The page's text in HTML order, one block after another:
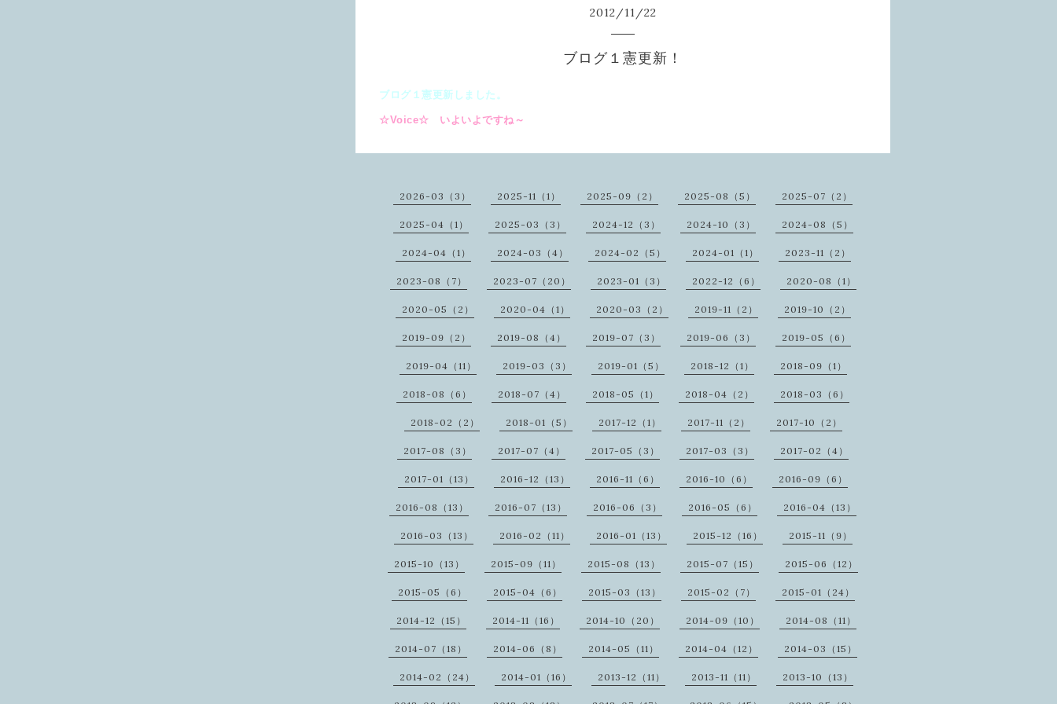
2012/11/22
ブログ１憲更新！
ブログ１憲更新しました。
☆Voice☆ いよいよですね～
2026-03（3） 2025-11（1） 2025-09（2） 2025-08（5） 2025-07（2）
2025-04（1） 2025-03（3） 2024-12（3） 2024-10（3） 2024-08（5）
2024-04（1） 2024-03（4） 2024-02（5） 2024-01（1） 2023-11（2）
2023-08（7） 2023-07（20） 2023-01（3） 2022-12（6） 2020-08（1）
2020-05（2） 2020-04（1） 2020-03（2） 2019-11（2） 2019-10（2）
2019-09（2） 2019-08（4） 2019-07（3） 2019-06（3） 2019-05（6）
2019-04（11） 2019-03（3） 2019-01（5） 2018-12（1） 2018-09（1）
2018-08（6） 2018-07（4） 2018-05（1） 2018-04（2） 2018-03（6）
2018-02（2） 2018-01（5） 2017-12（1） 2017-11（2） 2017-10（2）
2017-08（3） 2017-07（4） 2017-05（3） 2017-03（3） 2017-02（4）
2017-01（13） 2016-12（13） 2016-11（6） 2016-10（6） 2016-09（6）
2016-08（13） 2016-07（13） 2016-06（3） 2016-05（6） 2016-04（13）
2016-03（13） 2016-02（11） 2016-01（13） 2015-12（16） 2015-11（9）
2015-10（13） 2015-09（11） 2015-08（13） 2015-07（15） 2015-06（12）
2015-05（6） 2015-04（6） 2015-03（13） 2015-02（7） 2015-01（24）
2014-12（15） 2014-11（16） 2014-10（20） 2014-09（10） 2014-08（11）
2014-07（18） 2014-06（8） 2014-05（11） 2014-04（12） 2014-03（15）
2014-02（24） 2014-01（16） 2013-12（11） 2013-11（11） 2013-10（13）